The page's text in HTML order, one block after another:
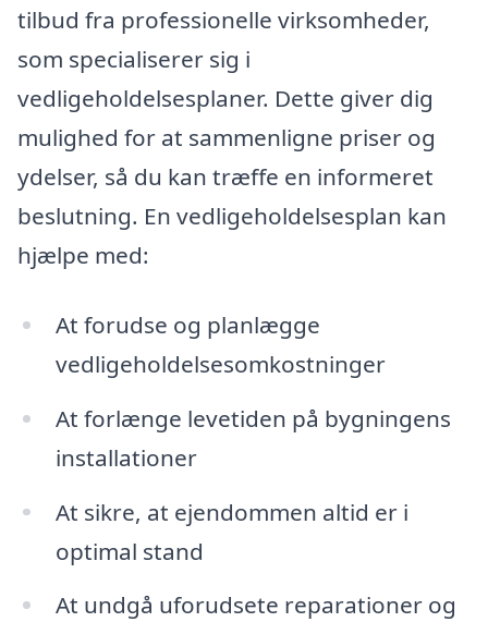
tilbud fra professionelle virksomheder,
som specialiserer sig i
vedligeholdelsesplaner. Dette giver dig
mulighed for at sammenligne priser og
ydelser, så du kan træffe en informeret
beslutning. En vedligeholdelsesplan kan
hjælpe med:
At forudse og planlægge
vedligeholdelsesomkostninger
At forlænge levetiden på bygningens
installationer
At sikre, at ejendommen altid er i
optimal stand
At undgå uforudsete reparationer og